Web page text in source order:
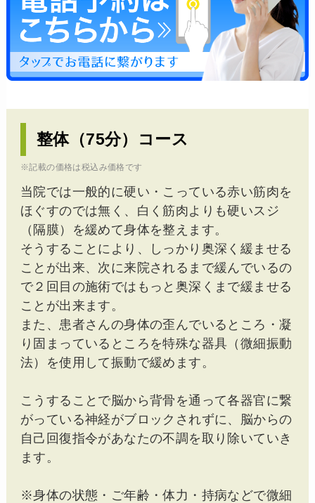
整体（75分）コース
※記載の価格は税込み価格です
当院では一般的に硬い・こっている赤い筋肉を
ほぐすのでは無く、白く筋肉よりも硬いスジ
（隔膜）を緩めて身体を整えます。
そうすることにより、しっかり奥深く緩ませる
ことが出来、次に来院されるまで緩んでいるの
で２回目の施術ではもっと奥深くまで緩ませる
ことが出来ます。
また、患者さんの身体の歪んでいるところ・凝
り固まっているところを特殊な器具（微細振動
法）を使用して振動で緩めます。
こうすることで脳から背骨を通って各器官に繋
がっている神経がブロックされずに、脳からの
自己回復指令があなたの不調を取り除いていき
ます。
※身体の状態・ご年齢・体力・持病などで微細